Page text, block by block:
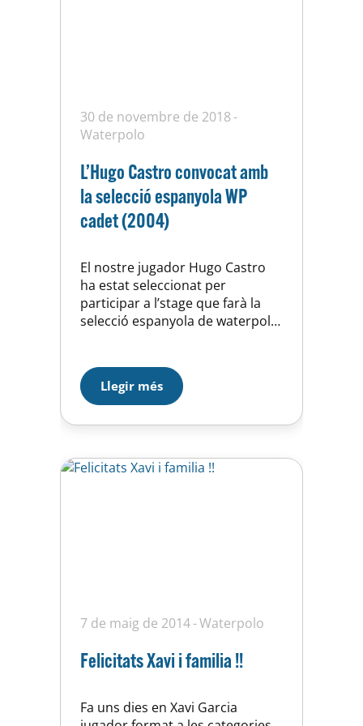
30 de novembre de 2018
Waterpolo
L’Hugo Castro convocat amb
la selecció espanyola WP
cadet (2004)
El nostre jugador Hugo Castro
ha estat seleccionat per
participar a l’stage que farà la
selecció espanyola de waterpolo
juntament amb la selecció
italiana. Moltes felicitats Hugo!
Som d’Horta!
Llegir més
7 de maig de 2014 Waterpolo
Felicitats Xavi i familia !!
Fa uns dies en Xavi Garcia